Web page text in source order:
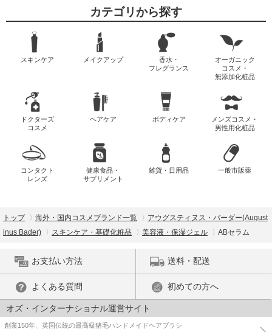
カテゴリから探す
スキンケア メイクアップ
香水・
フレグランス
オーガニック
コスメ・
無添加化粧品
ドクターズ
コスメ
ヘアケア ボディケア
メンズコスメ・
男性用化粧品
コンタクト
レンズ
健康食品・
サプリメント
雑貨・日用品 一般市販薬
トップ 海外・国内コスメブランド一覧
アウグスティヌス・バーダー(August
inus Bader)
スキンケア・基礎化粧品 美容液・保湿ジェル ABセラム
お支払い方法 送料・配送
よくある質問 初めての方へ
オズ・インターナショナル運営サイト
創業150年、英国伝統の最高級猪毛ハンドメイドヘアブラシ